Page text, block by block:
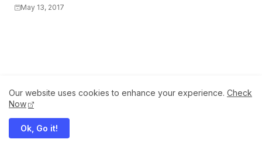
May 13, 2017
Our website uses cookies to enhance your experience. Check
Now
Ok, Go it!